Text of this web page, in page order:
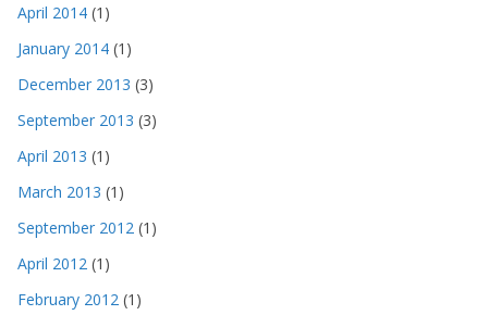
April 2014 (1)
January 2014 (1)
December 2013 (3)
September 2013 (3)
April 2013 (1)
March 2013 (1)
September 2012 (1)
April 2012 (1)
February 2012 (1)